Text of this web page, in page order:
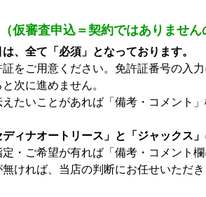
（仮審査申込＝契約ではありません
、全て「必須」となっております。
をご用意ください。免許証番号の入力
次に進めません。
たいことがあれば「備考・コメント」
ィナオートリース」と「ジャックス」
・ご希望が有れば「備考・コメント欄
ければ、当店の判断にお任せいただき